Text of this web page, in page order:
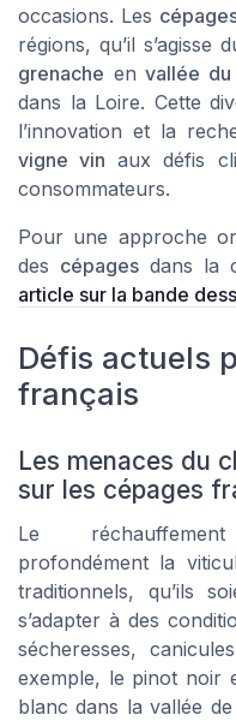
occasions. Les
régions, qu’il s’agisse
grenache en vallée du
dans la Loire. Cette
l’innovation et la
vigne vin aux défis
consommateurs.
Pour une approche
des cépages dans la
article sur la bande
Défis actuels
français
Les menaces du
sur les cépages
Le
profondément la
traditionnels, qu’ils
s’adapter à des
sécheresses,
exemple, le pinot noir
blanc dans la vallée